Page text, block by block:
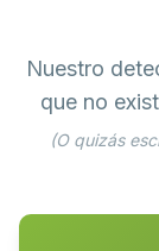
Nuestro
que no
(O quizás